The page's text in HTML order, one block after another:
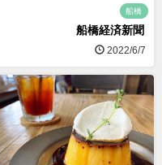
船橋
船橋経済新聞
2022/6/7